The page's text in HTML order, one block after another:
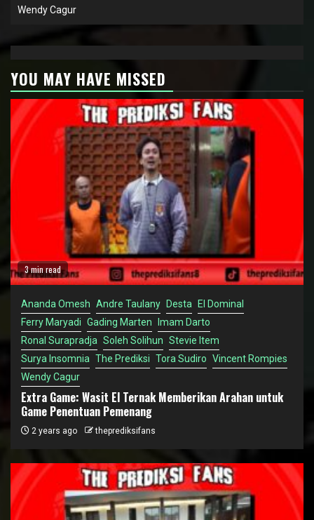
Wendy Cagur
YOU MAY HAVE MISSED
3 min read
Ananda Omesh Andre Taulany Desta
El Dominal
Ferry Maryadi Gading Marten
Imam Darto
Ronal Surapradja Soleh Solihun Stevie Item
Surya Insomnia The Prediksi Tora Sudiro Vincent Rompies
Wendy Cagur
Extra Game: Wasit El Ternak Memberikan Arahan untuk
Game Penentuan Pemenang
2 years ago theprediksifans